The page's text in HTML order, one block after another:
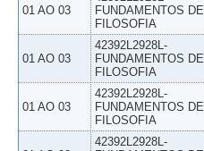
01 AO 03
FUNDAMENTOS DE
FILOSOFIA
01 AO 03
42392L2928L-
FUNDAMENTOS DE
FILOSOFIA
01 AO 03
42392L2928L-
FUNDAMENTOS DE
FILOSOFIA
42392L2928L-